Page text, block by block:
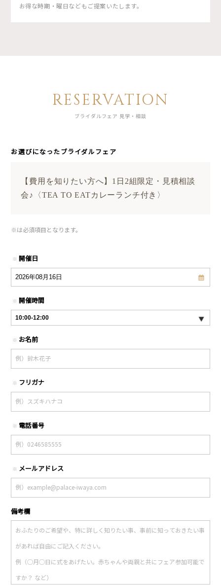
お得な時期・曜日などもご提案いたします。
RESERVATION
ブライダルフェア 見学・相談
お選びになったブライダルフェア
【費用を知りたい方へ】1日2組限定・見積相談
会♪〈TEA TO EATカレーランチ付き〉
※は必須項目となります。
※ 開催日
※ 開催時間
※ お名前
※ フリガナ
※ 電話番号
※ メールアドレス
備考欄